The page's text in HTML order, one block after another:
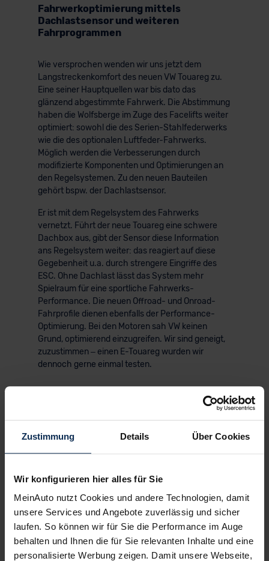
Zustimmung Details Über Cookies
Wir konfigurieren hier alles für Sie
MeinAuto nutzt Cookies und andere Technologien, damit
unsere Services und Angebote zuverlässig und sicher
laufen. So können wir für Sie die Performance im Auge
behalten und Ihnen die für Sie relevanten Inhalte und eine
personalisierte Werbung zeigen. Damit unsere Webseite,
Fahrwerkoptimierung mittels
Dachlastsensor und weiteren
Fahrprogrammen
Wie versprochen wenden wir uns jetzt dem
Langstreckenkomfort des neuen VW Touareg zu.
Eine seiner Hauptquellen war bis dato das
glänzend abgestimmte Fahrwerk. Die Abstimmung
haben die Wolfsberge im Zuge des Facelifts weiter
optimiert: sowohl die des Serien-Stahlfederwerks
wie die des optionalen Luftfeder-Fahrwerks.
Möglich werden die Verbesserungen durch
modifizierte Komponenten und Optimierungen an
den Regelsystemen. Zu den neuen Bauteilen
gehört bspw. der Dachlastsensor.
Er ist mit dem Regelsystem des Fahrwerks
vernetzt. Führt der neue Touareg eine schwere
Dachbox aus, gibt der Sensor diese Information
ans Regelsystem weiter: das reagiert auf diese
Gegebenheit u.a. durch strengere Eingriffe des
ESC. Ohne Dachlast lässt das System mehr
Spielraum für eine sportliche Fahrwerks-
Performance. Die neuen Offroad- und Onroad-
Fahrprofile dienen ebenfalls der Performance-
Optimierung. Bei den Motoren sah VW keinen
Grund, optimierend einzugreifen. Wir sind geneigt,
zuzustimmen – einen E-Touareg wurden wir
dennoch gerne einmal testen.
KI-generiert
© Volkswagen